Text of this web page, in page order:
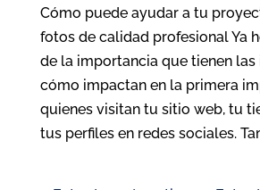
Cómo puede ayudar a tu
fotos de calidad profesional Ya
de la importancia que tienen las
cómo impactan en la primera
quienes visitan tu sitio web, tu
tus perfiles en redes sociales.